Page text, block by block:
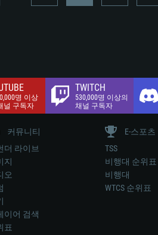
명 이상
널 구독자
TWITCH
530,000명 이상의
채널 구독자
커뮤니티
더 라이브
지
오
이어 검색
표
E-스포츠
TSS
비행대 순위표
비행대
WTCS 순위표